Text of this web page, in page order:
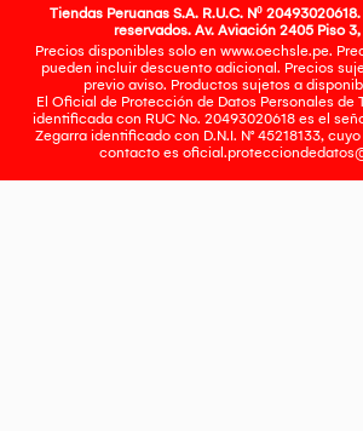
Tiendas Peruanas S.A. R.U.C. Nº
reservados. Av. Aviación 2405 Piso
Precios disponibles solo en www.oechsle.pe.
pueden incluir descuento adicional. Precios
previo aviso. Productos sujetos a
El Oficial de Protección de Datos Personales de
identificada con RUC No. 20493020618 es el
Zegarra identificado con D.N.I. N° 45218133,
contacto es